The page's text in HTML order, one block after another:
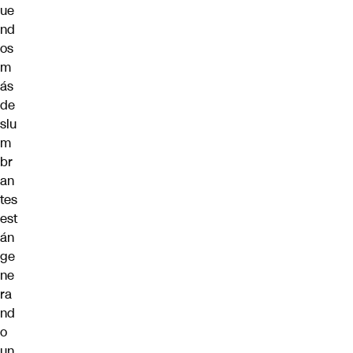
ue
nd
os
m
ás
de
slu
m
br
an
tes
est
án
ge
ne
ra
nd
o